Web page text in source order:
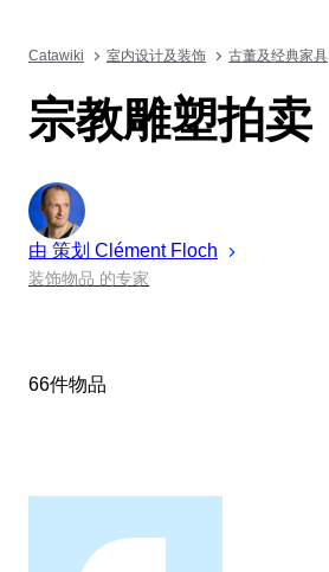
Catawiki 室内设计及装饰 古董及经典家具
宗教雕塑拍卖
由 策划 Clément Floch
装饰物品 的专家
66件物品